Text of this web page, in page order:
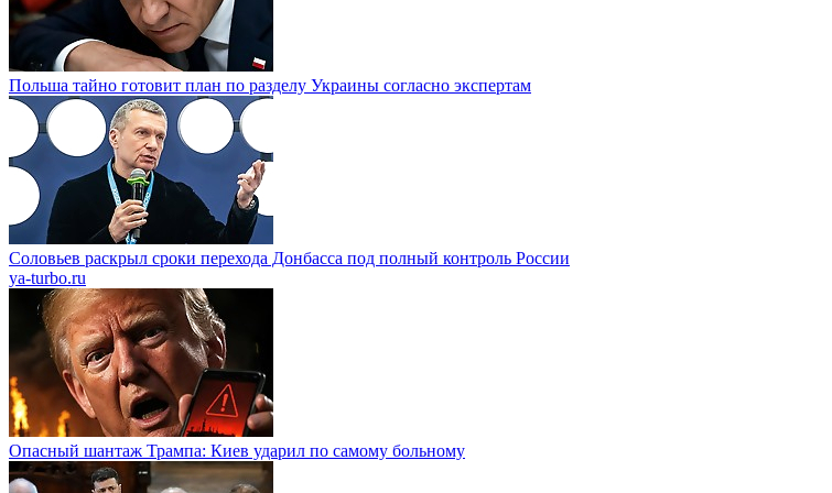
Польша тайно готовит план по разделу Украины согласно экспертам
Соловьев раскрыл сроки перехода Донбасса под полный контроль России
ya-turbo.ru
Опасный шантаж Трампа: Киев ударил по самому больному